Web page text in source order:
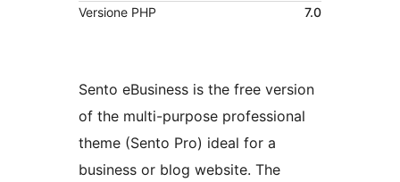
Versione PHP
7.0
Sento eBusiness is the free version
of the multi-purpose professional
theme (Sento Pro) ideal for a
business or blog website. The